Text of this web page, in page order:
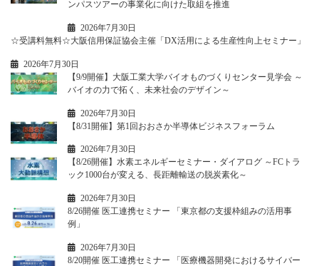
ンパスツアーの事業化に向けた取組を推進
2026年7月30日
☆受講料無料☆大阪信用保証協会主催「DX活用による生産性向上セミナー」
2026年7月30日
【9/9開催】大阪工業大学バイオものづくりセンター見学会 ～
バイオの力で拓く、未来社会のデザイン～
2026年7月30日
【8/31開催】第1回おおさか半導体ビジネスフォーラム
2026年7月30日
【8/26開催】水素エネルギーセミナー・ダイアログ ～FCトラ
ック1000台が変える、長距離輸送の脱炭素化～
2026年7月30日
8/26開催 医工連携セミナー 「東京都の支援枠組みの活用事
例」
2026年7月30日
8/20開催 医工連携セミナー 「医療機器開発におけるサイバー